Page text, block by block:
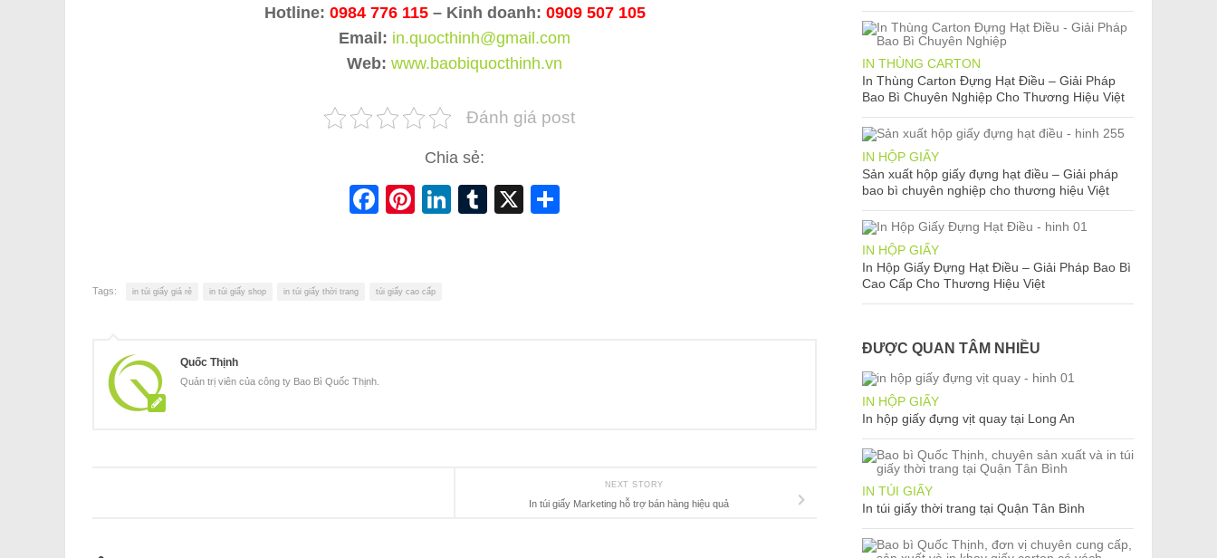
Hotline: 0984 776 115– Kinh doanh: 0909 507 105
Email: in.quocthinh@gmail.com
Web: www.baobiquocthinh.vn
Đánh giá post
Chia sẻ:
Facebook
Pinterest
LinkedIn
Tumblr
X
Tags: in túi giấy giá rẻ in túi giấy shop in túi giấy thời trang túi giấy cao cấp
Quốc Thịnh
Quản trị viên của công ty Bao Bì Quốc Thịnh.
NEXT STORY
In túi giấy Marketing hỗ trợ bán hàng hiệu quả
IN THÙNG CARTON
In Thùng Carton Đựng Hạt Điều – Giải Pháp
Bao Bì Chuyên Nghiệp Cho Thương Hiệu Việt
IN HỘP GIẤY
Sản xuất hộp giấy đựng hạt điều – Giải pháp
bao bì chuyên nghiệp cho thương hiệu Việt
IN HỘP GIẤY
In Hộp Giấy Đựng Hạt Điều – Giải Pháp Bao Bì
Cao Cấp Cho Thương Hiệu Việt
ĐƯỢC QUAN TÂM NHIỀU
IN HỘP GIẤY
In hộp giấy đựng vịt quay tại Long An
IN TÚI GIẤY
In túi giấy thời trang tại Quận Tân Bình